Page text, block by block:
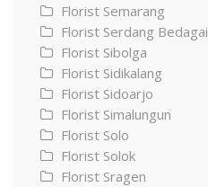
Florist Semarang
Florist Serdang Bedagai
Florist Sibolga
Florist Sidikalang
Florist Sidoarjo
Florist Simalungun
Florist Solo
Florist Solok
Florist Sragen